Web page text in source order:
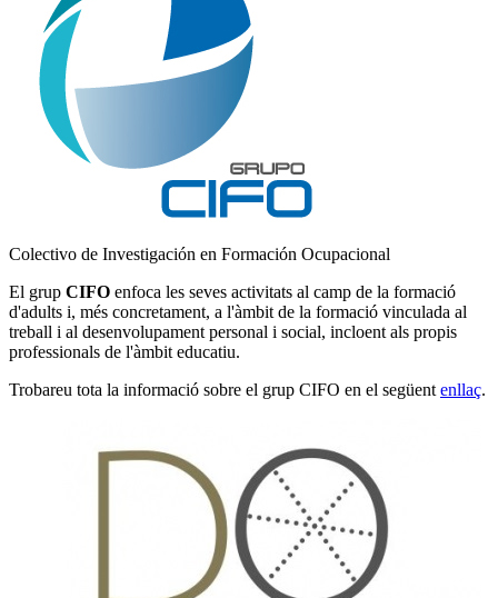
Colectivo de Investigación en Formación Ocupacional
El grup CIFO enfoca les seves activitats al camp de la formació
d'adults i, més concretament, a l'àmbit de la formació vinculada al
treball i al desenvolupament personal i social, incloent als propis
professionals de l'àmbit educatiu.
Trobareu tota la informació sobre el grup CIFO en el següent enllaç.